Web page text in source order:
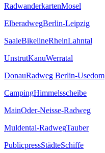
RadwanderkartenMosel
ElberadwegBerlin-Leipzig
SaaleBikelineRheinLahntal
UnstrutKanuWerratal
DonauRadweg Berlin-Usedom
CampingHimmelsscheibe
MainOder-Neisse-Radweg
Muldental-RadwegTauber
PublicpressStädteSchiffe